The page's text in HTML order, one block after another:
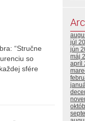
“Stručne
so
sfére
júl
jún
máj
apríl